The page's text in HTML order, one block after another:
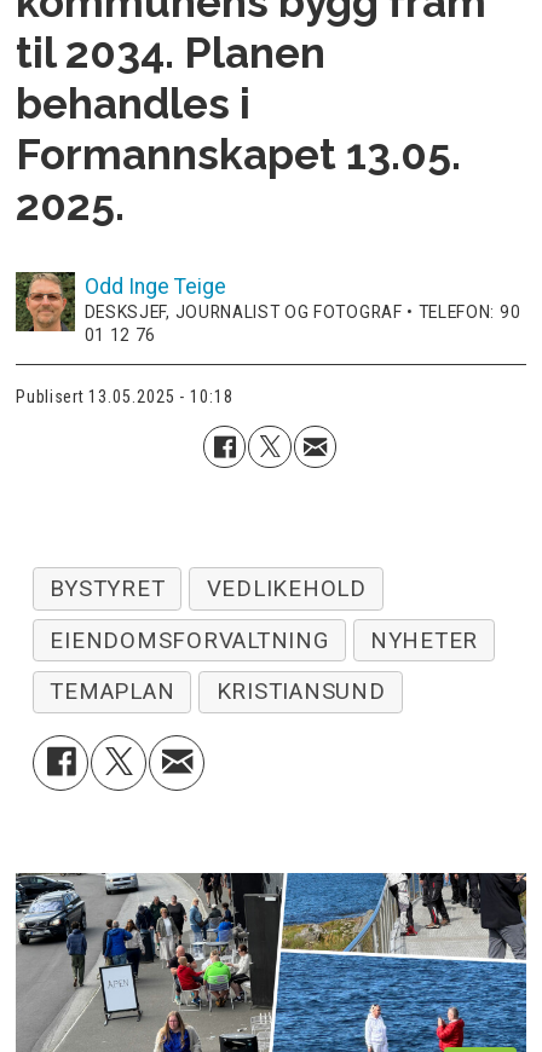
til 2034. Planen
behandles i
Formannskapet 13.05.
2025.
Odd Inge Teige
DESKSJEF, JOURNALIST OG FOTOGRAF • TELEFON: 90
01 12 76
Publisert 13.05.2025 - 10:18
BYSTYRET
VEDLIKEHOLD
EIENDOMSFORVALTNING
NYHETER
TEMAPLAN
KRISTIANSUND